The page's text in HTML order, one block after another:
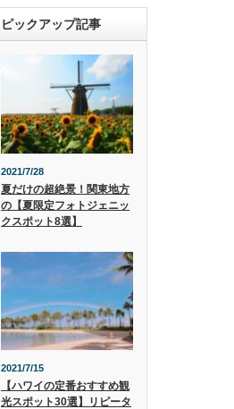
ピックアップ記事
2021/7/28
夏だけの超絶景！関東地方
の【夏限定フォトジェニッ
クスポット8選】
2021/7/15
【ハワイの定番おすすめ観
光スポット30選】リピータ